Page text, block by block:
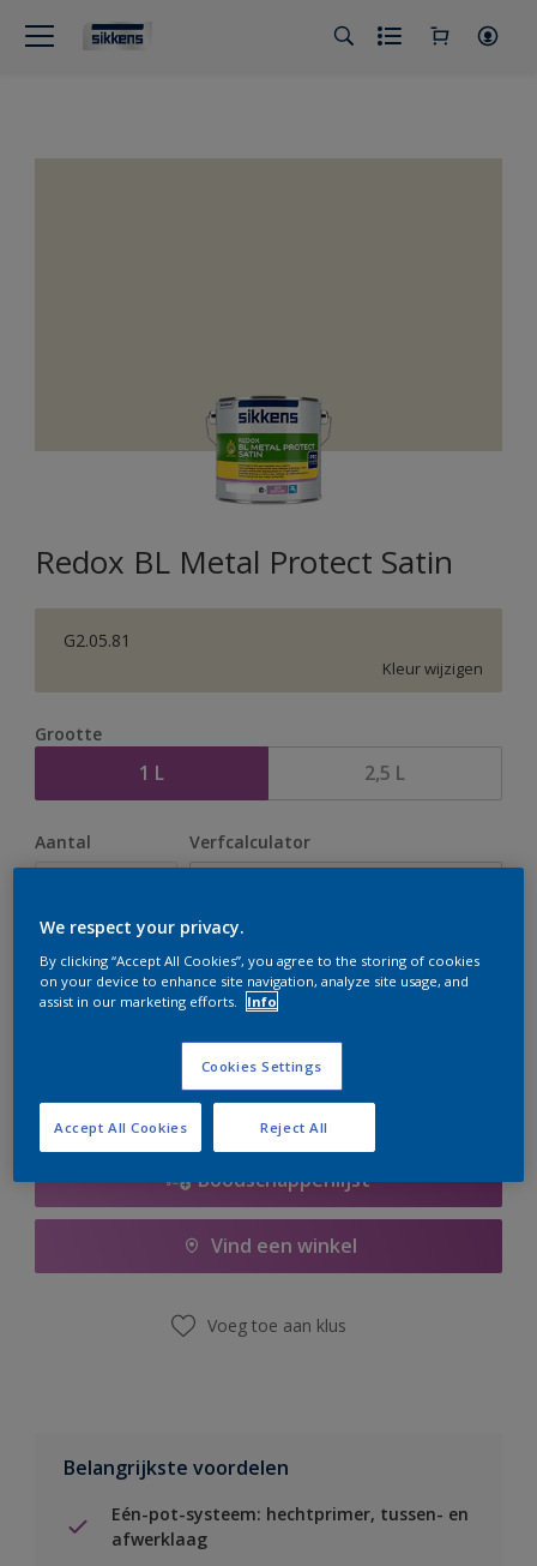
Redox BL Metal Protect Satin
G2.05.81
Kleur wijzigen
Grootte
1 L 2,5 L
Aantal Verfcalculator
Op dit moment is het niet mogelijk dit product online
te bestellen. Houd de website in de gaten, we werken
Boodschappenlijst
Vind een winkel
Voeg toe aan klus
Belangrijkste voordelen
Eén-pot-systeem: hechtprimer, tussen- en
afwerklaag
We respect your privacy.
By clicking “Accept All Cookies”, you agree to the storing of cookies
on your device to enhance site navigation, analyze site usage, and
assist in our marketing efforts.
Info
Cookies Settings
Reject All
Accept All Cookies